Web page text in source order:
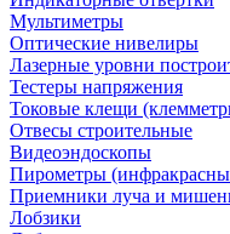
Мультиметры
Оптические нивелиры
Лазерные уровни
Тестеры напряжения
Токовые клещи
Отвесы строительные
Видеоэндоскопы
Пирометры
Приемники луча и
Лобзики